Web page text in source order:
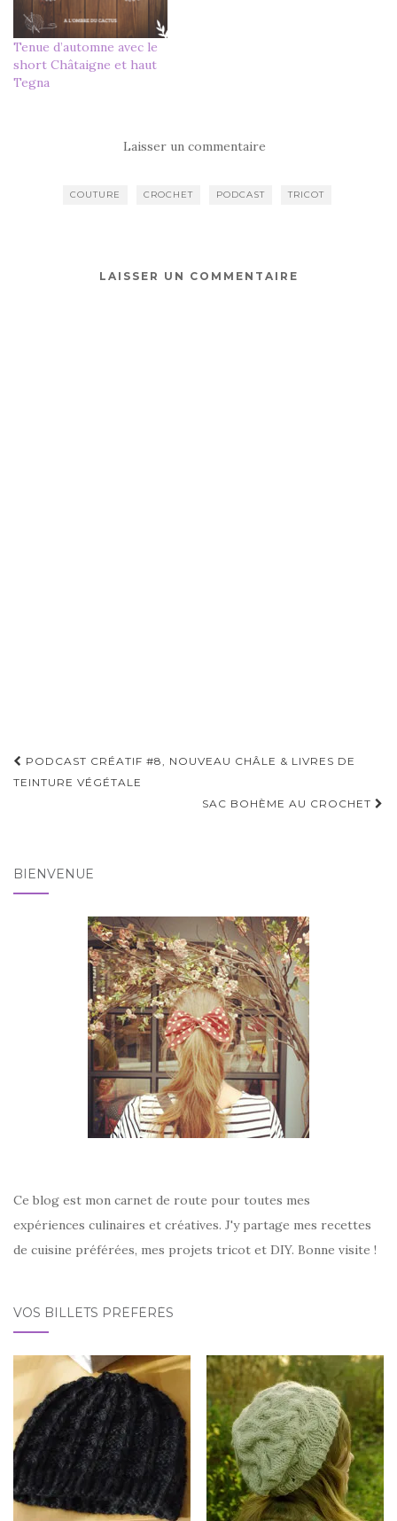
Tenue d’automne avec le
short Châtaigne et haut
Tegna
Laisser un commentaire
COUTURE CROCHET PODCAST TRICOT
LAISSER UN COMMENTAIRE
Pagination
d'article
PODCAST CRÉATIF #8, NOUVEAU CHÂLE & LIVRES DE
TEINTURE VÉGÉTALE
SAC BOHÈME AU CROCHET
BIENVENUE
Ce blog est mon carnet de route pour toutes mes
expériences culinaires et créatives. J'y partage mes recettes
de cuisine préférées, mes projets tricot et DIY. Bonne visite !
VOS BILLETS PRÉFÉRÉS